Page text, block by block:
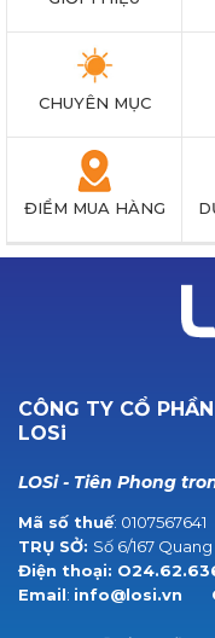
CHUYÊN MỤC
ĐIỂM MUA HÀNG
CÔNG TY CỔ
LOSi
LOSi - Tiên Phong
Mã số thuế: 0107567641
TRỤ SỞ: Số 6/167
Điện thoại:
Email: info@losi.vn